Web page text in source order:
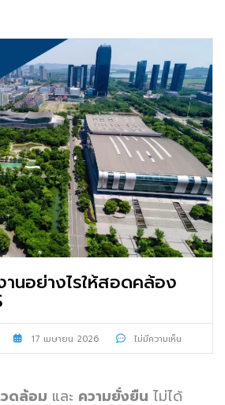
นอย่างไรให้สอดคล้อง
17 เมษายน 2026 ไม่มีความเห็น
ดล้อม และ ความยั่งยืน ไม่ได้